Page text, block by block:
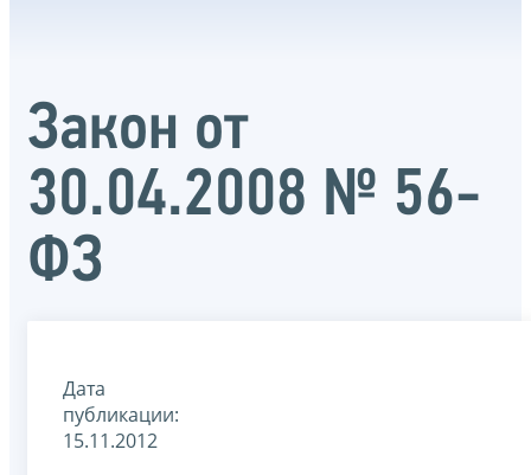
Закон от
30.04.2008 № 56-
ФЗ
Дата
публикации:
15.11.2012